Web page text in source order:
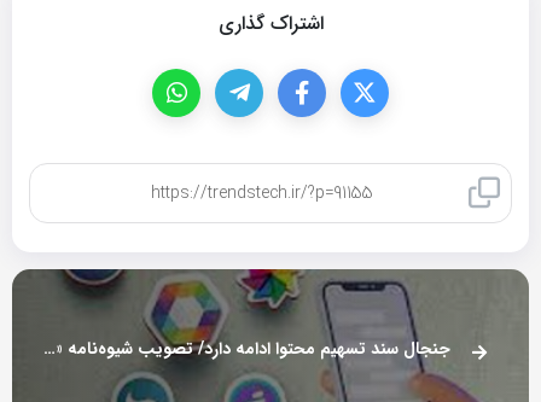
اشتراک گذاری
جنجال سند تسهیم محتوا ادامه دارد/ تصویب شیوه‌نامه «فسادزا» شنبه، علیرغم دستور رئیس‌جمهور